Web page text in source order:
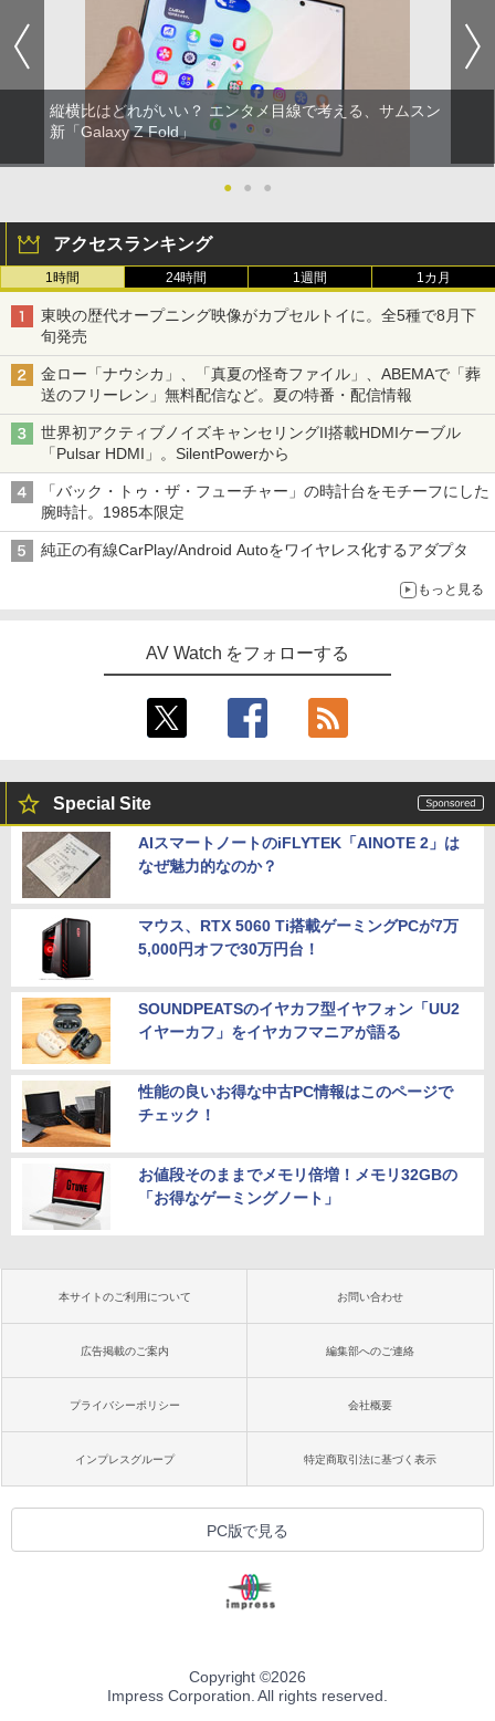
縦横比はどれがいい？ エンタメ目線で考える、サムスン
新「Galaxy Z Fold」
● ● ●
アクセスランキング
1時間 24時間 1週間 1カ月
東映の歴代オープニング映像がカプセルトイに。全5種で8月下
旬発売
金ロー「ナウシカ」、「真夏の怪奇ファイル」、ABEMAで「葬
送のフリーレン」無料配信など。夏の特番・配信情報
世界初アクティブノイズキャンセリングII搭載HDMIケーブル
「Pulsar HDMI」。SilentPowerから
「バック・トゥ・ザ・フューチャー」の時計台をモチーフにした
腕時計。1985本限定
純正の有線CarPlay/Android Autoをワイヤレス化するアダプタ
もっと見る
AV Watch をフォローする
Special Site
AIスマートノートのiFLYTEK「AINOTE 2」は
なぜ魅力的なのか？
マウス、RTX 5060 Ti搭載ゲーミングPCが7万
5,000円オフで30万円台！
SOUNDPEATSのイヤカフ型イヤフォン「UU2
イヤーカフ」をイヤカフマニアが語る
性能の良いお得な中古PC情報はこのページで
チェック！
お値段そのままでメモリ倍増！メモリ32GBの
「お得なゲーミングノート」
本サイトのご利用について お問い合わせ
広告掲載のご案内 編集部へのご連絡
プライバシーポリシー 会社概要
インプレスグループ 特定商取引法に基づく表示
PC版で見る
Copyright ©2026
Impress Corporation. All rights reserved.